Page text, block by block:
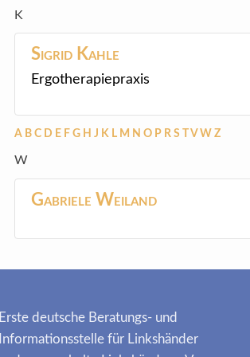
K
Sigrid Kahle
Ergotherapiepraxis
A B C D E F G H J K L M N O P R S V W Z
W
Gabriele Weiland
Erste deutsche Beratungs- und
Informationsstelle für Linkshänder